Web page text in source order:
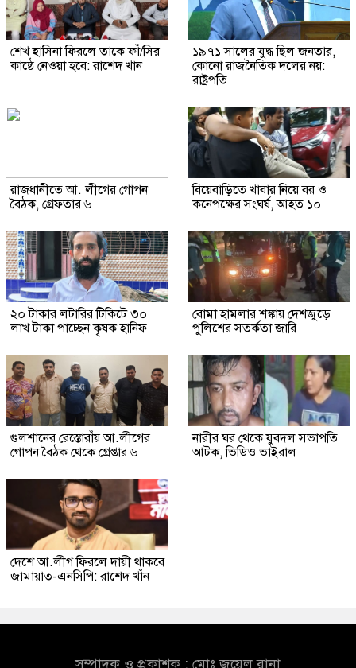
শেখ হাসিনা ফিরলে তাকে ফাঁ/সির
কাষ্ঠে নেওয়া হবে: রাশেদ খান
১৯৭১ সালের যুদ্ধ ছিল জনতার,
কোনো রাজনৈতিক দলের নয়:
রাষ্ট্রপতি
রাজধানীতে আ. লীগের গোপন
বৈঠক, গ্রেফতার ৬
বিয়েবাড়িতে খাবার নিয়ে বর ও
কনেপক্ষের সংঘর্ষ, আহত ১০
২০ টাকার লটারির টিকিটে ৩০
লাখ টাকা পাচ্ছেন কৃষক হানিফ
বোমা হামলার শঙ্কায় দেশজুড়ে
পুলিশের সতর্কতা জারি
গুলশানের রেস্তোরাঁয় আ.লীগের
গোপন বৈঠক থেকে গ্রেপ্তার ৬
নারীর ঘর থেকে যুবদল সভাপতি
আটক, ভিডিও ভাইরাল
দেশে আ.লীগ ফিরলে দায়ী থাকবে
জামায়াত-এনসিপি: রাশেদ খাঁন
সম্পাদক ও প্রকাশক : মোঃ জুয়েল রানা